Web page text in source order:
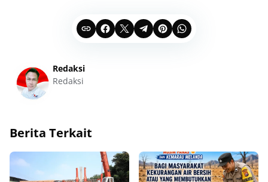
Redaksi
Redaksi
Berita Terkait